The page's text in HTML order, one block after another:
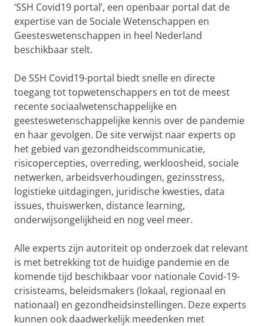
‘SSH Covid19 portal’, een openbaar portal dat de
expertise van de Sociale Wetenschappen en
Geesteswetenschappen in heel Nederland
beschikbaar stelt.
De SSH Covid19-portal biedt snelle en directe
toegang tot topwetenschappers en tot de meest
recente sociaalwetenschappelijke en
geesteswetenschappelijke kennis over de pandemie
en haar gevolgen. De site verwijst naar experts op
het gebied van gezondheidscommunicatie,
risicopercepties, overreding, werkloosheid, sociale
netwerken, arbeidsverhoudingen, gezinsstress,
logistieke uitdagingen, juridische kwesties, data
issues, thuiswerken, distance learning,
onderwijsongelijkheid en nog veel meer.
Alle experts zijn autoriteit op onderzoek dat relevant
is met betrekking tot de huidige pandemie en de
komende tijd beschikbaar voor nationale Covid-19-
crisisteams, beleidsmakers (lokaal, regionaal en
nationaal) en gezondheidsinstellingen. Deze experts
kunnen ook daadwerkelijk meedenken met